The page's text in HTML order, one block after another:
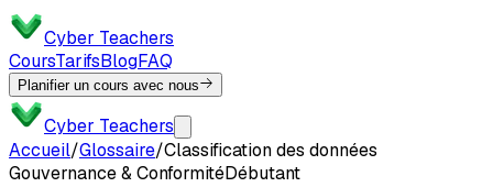
Cyber Teachers
CoursTarifsBlogFAQ
Planifier un cours avec nous
Cyber Teachers
Accueil/Glossaire/Classification des données
Gouvernance & ConformitéDébutant